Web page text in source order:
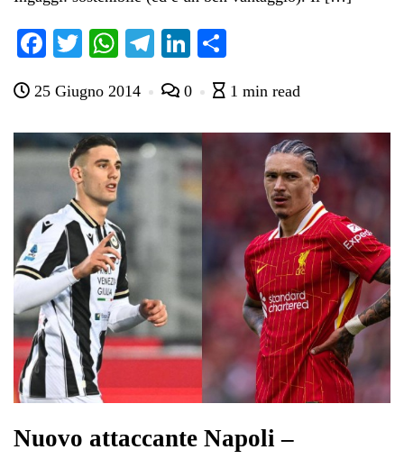
Fa
bo
ok
T
tte
r
W
ts
A
pp
Te
gr
a
m
Li
ed
In
di
vi
25 Giugno 2014 0 1 min read
Nuovo attaccante Napoli –